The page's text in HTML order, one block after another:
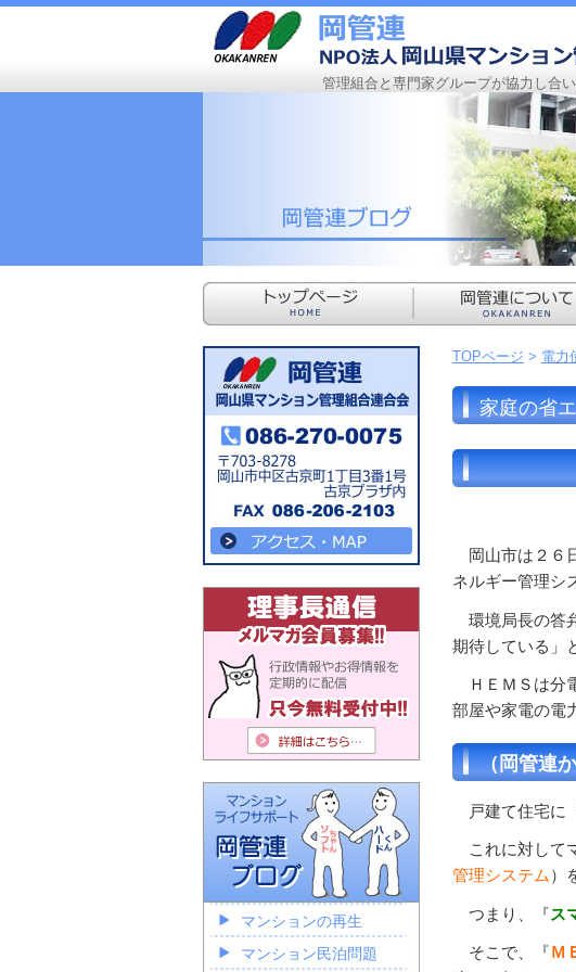
管理組合と専門家グループが協力し合
TOPページ > 電力
家庭の省
岡山市は２６
ネルギー管理シ
環境局長の答
期待している」
ＨＥＭＳは分
部屋や家電の電
（岡管連
戸建て住宅に
これに対して
管理システム ）
つまり、『ス
そこで、『Ｍ
マンションの再生
マンション民泊問題